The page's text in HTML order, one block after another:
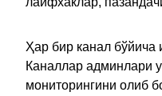
Ҳар бир канал бўйича
Каналлар админлари
мониторингини олиб